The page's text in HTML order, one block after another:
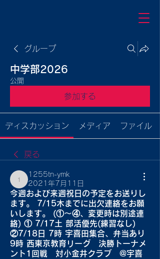
グループ
中学部2026
公開
参加する
ディスカッション メディア ファイル
戻る
1255tn-ymk
1255tn-ymk
2021年7月11日
今週および来週祝日の予定をお送りし
ます。 7/15木までに出欠連絡をお願
いします。 (①〜④、変更時は別途連
絡) ① 7/17土 部活優先(練習なし)
②7/18日 7時 宇喜田集合、弁当あり
9時 西東京教育リーグ 決勝トーナメ
ント1回戦 対小金井クラブ @宇喜